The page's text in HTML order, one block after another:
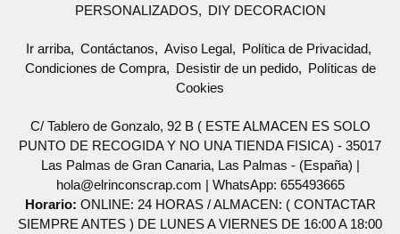
PERSONALIZADOS
DIY DECORACION
Ir arriba Contáctanos Aviso Legal
Política de Privacidad
Condiciones de Compra
Desistir de un pedido
Políticas de
Cookies
C/ Tablero de Gonzalo, 92 B ( ESTE ALMACEN ES SOLO
PUNTO DE RECOGIDA Y NO UNA TIENDA FISICA) - 35017
Las Palmas de Gran Canaria, Las Palmas - (España) |
hola@elrinconscrap.com | WhatsApp: 655493665
Horario: ONLINE: 24 HORAS / ALMACEN: ( CONTACTAR
SIEMPRE ANTES ) DE LUNES A VIERNES DE 16:00 A 18:00